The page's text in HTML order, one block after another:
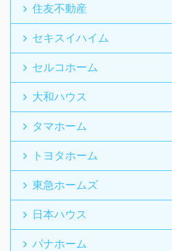
住友不動産
セキスイハイム
セルコホーム
大和ハウス
タマホーム
トヨタホーム
東急ホームズ
日本ハウス
パナホーム